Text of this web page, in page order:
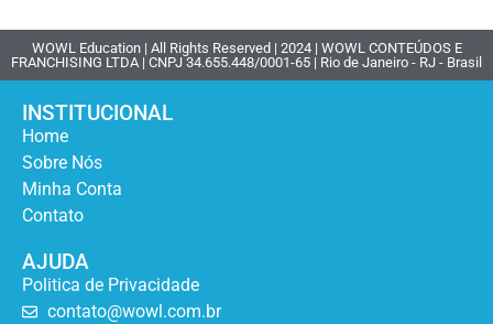
WOWL Education | All Rights Reserved | 2024 | WOWL CONTEÚDOS E
FRANCHISING LTDA | CNPJ 34.655.448/0001-65 | Rio de Janeiro - RJ - Brasil
INSTITUCIONAL
Home
Sobre Nós
Minha Conta
Contato
AJUDA
Politica de Privacidade
contato@wowl.com.br